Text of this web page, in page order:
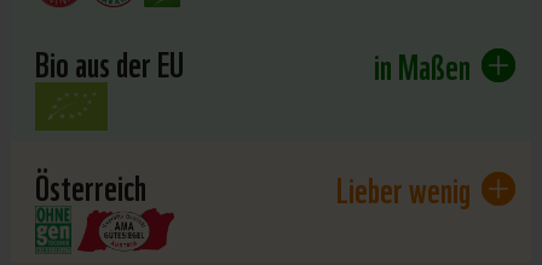
Bio aus der EU in Maßen
Österreich Lieber wenig